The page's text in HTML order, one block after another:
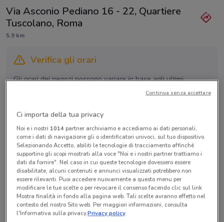
Via Asconio Pediano 16 - 22, Quartiere
Tuscolano, Roma
5.9 km
Verifica gli orari
Gli orari dei negozi possono variare in base agli ultimi
provvedimenti regionali o nazionali. Verifica l’accuratezza
Chiama il negozio
Chiuso
Lunedì 09:00 / 13:00 - 15:30 / 19:00
Martedì 09:00 / 13:00 - 15:30 / 19:00
Mercoledì 09:00 / 13:00 - 15:30 / 19:00
Giovedì 09:00 / 13:00 - 15:30 / 19:00
Venerdì 09:00 / 13:00 - 15:30 / 19:00
Sabato 09:00 / 13:00
Domenica Chiuso
06 76965126
Caffitaly System Shop Roma Tuscolano
Ci importa della tua privacy
Noi e i nostri 1014partner archiviamo e accediamo ai dati personali,
come i dati di navigazione gli o identificatori univoci, sul tuo dispositivo.
Selezionando Accetto, abiliti le tecnologie di tracciamento affinché
supportino gli scopi mostrati alla voce "Noi e i nostri partner trattiamo i
dati da fornire". Nel caso in cui queste tecnologie dovessero essere
disabilitate, alcuni contenuti e annunci visualizzati potrebbero non
essere rilevanti. Puoi accedere nuovamente a questo menu per
modificare le tue scelte o per revocare il consenso facendo clic sul link
Mostra finalità in fondo alla pagina web. Tali scelte avranno effetto nel
contesto del nostro Sito web. Per maggiori informazioni, consulta
l'Informativa sulla privacy.Privacy policy
Continua senza accettare